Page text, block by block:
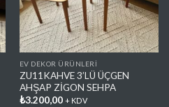
EV DEKOR ÜRÜNLERİ
ZU11KAHVE 3’LÜ ÜÇGEN
AHŞAP ZİGON SEHPA
₺3.200,00 + KDV